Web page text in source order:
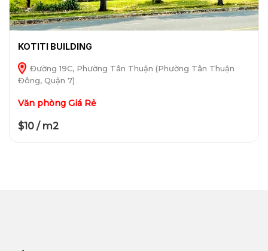
KOTITI BUILDING
Đường 19C, Phường Tân Thuận (Phường Tân Thuận
Đông, Quận 7)
Văn phòng Giá Rẻ
$10 / m2